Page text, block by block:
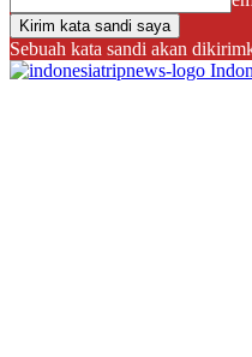
Sebuah kata sandi akan